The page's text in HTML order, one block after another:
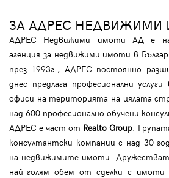
ЗА АДРЕС НЕДВИЖИМИ
АДРЕС Недвижими имоти АД е
агенция за недвижими имоти в
през 1993г., АДРЕС постоянно
днес предлага професионални
офиси на територията на цялата
над 600 професионално обучени
АДРЕС е част от Realto Group .
консултантски компании с над 30
на недвижимите имоти.
най-голям обем от сделки с имоти